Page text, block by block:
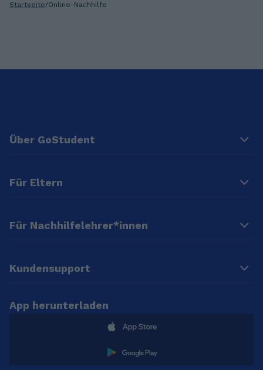
Startseite/Online-Nachhilfe
Über GoStudent
Für Eltern
Für Nachhilfelehrer*innen
Kundensupport
App herunterladen